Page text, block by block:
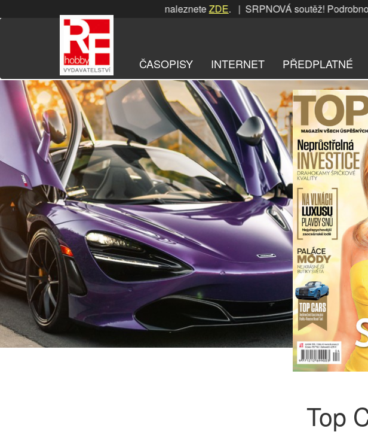
na
soutěž! Podrobnosti nalezneteZDE. | SRPNOVÁ soutěž! Podrobnosti
ČASOPISY INTERNET PŘEDPLATNÉ
Top